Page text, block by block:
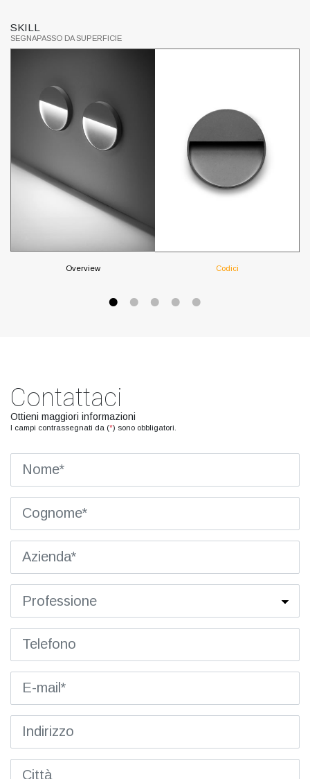
SKILL
SEGNAPASSO DA SUPERFICIE
Overview Codici
Contattaci
Ottieni maggiori informazioni
I campi contrassegnati da (*) sono obbligatori.